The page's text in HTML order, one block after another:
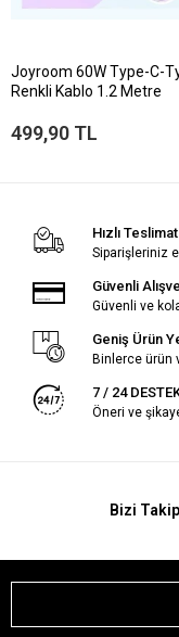
Joyroom 60W Type-C-
Renkli Kablo 1.2 Metre
499,90 TL
Hızlı Teslimat
Siparişleriniz
Güvenli
Güvenli ve
Geniş Ürün
Binlerce ürün
7 / 24
Öneri ve
Bizi